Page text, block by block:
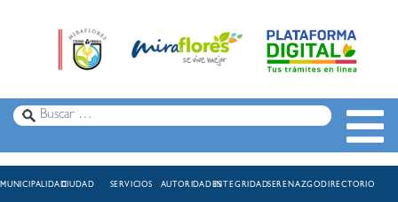
MUNICIPALIDADCIUDAD SERVICIOS AUTORIDADESINTEGRIDADSERENAZGODIRECTORIO